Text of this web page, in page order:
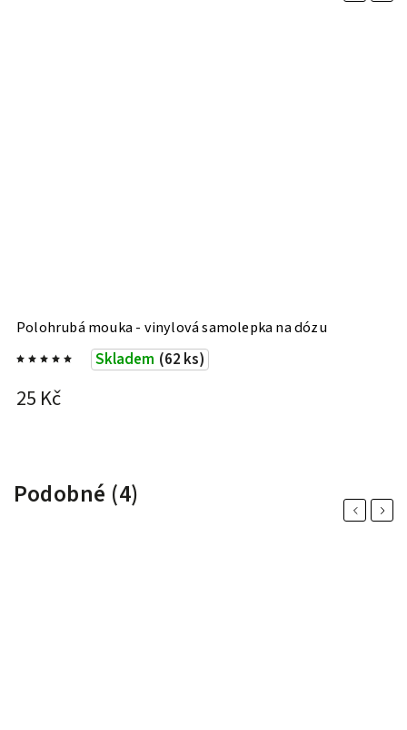
Polohrubá mouka - vinylová samolepka na dózu
Skladem (62 ks)
25 Kč
Podobné (4) PreviousNext